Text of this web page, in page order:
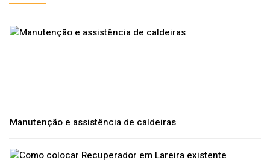
Manutenção e assistência de caldeiras